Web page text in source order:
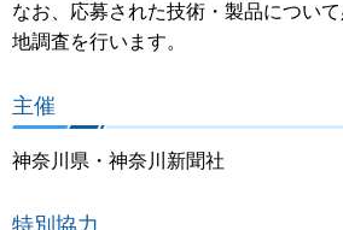
なお、応募された技術・製品につい
地調査を行います。
主催
神奈川県・神奈川新聞社
特別協力